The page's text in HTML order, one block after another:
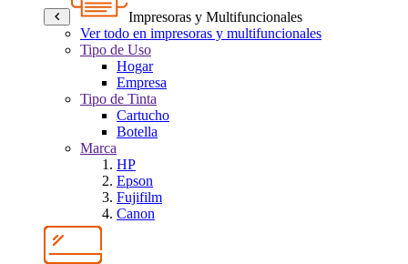
Impresoras y Multifuncionales
Ver todo en impresoras y multifuncionales
Tipo de Uso
Hogar
Empresa
Tipo de Tinta
Cartucho
Botella
Marca
HP
Epson
Fujifilm
Canon